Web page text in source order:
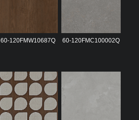
60-120FMW10687Q 60-120FMC100002Q